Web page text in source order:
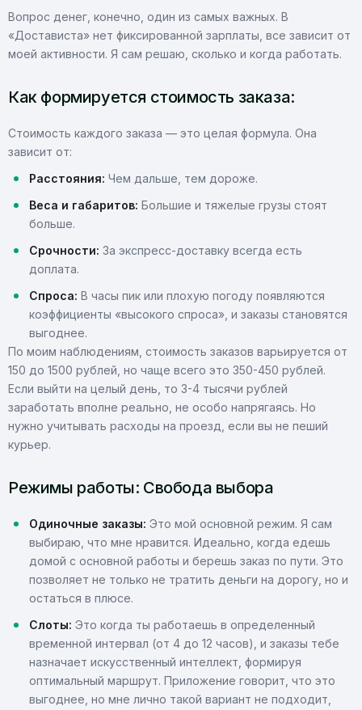
Вопрос денег, конечно, один из самых важных. В
«Достависта» нет фиксированной зарплаты, все зависит от
моей активности. Я сам решаю, сколько и когда работать.
Как формируется стоимость заказа:
Стоимость каждого заказа — это целая формула. Она
зависит от:
Расстояния: Чем дальше, тем дороже.
Веса и габаритов: Большие и тяжелые грузы стоят
больше.
Срочности: За экспресс-доставку всегда есть
доплата.
Спроса: В часы пик или плохую погоду появляются
коэффициенты «высокого спроса», и заказы становятся
выгоднее.
По моим наблюдениям, стоимость заказов варьируется от
150 до 1500 рублей, но чаще всего это 350-450 рублей.
Если выйти на целый день, то 3-4 тысячи рублей
заработать вполне реально, не особо напрягаясь. Но
нужно учитывать расходы на проезд, если вы не пеший
курьер.
Режимы работы: Свобода выбора
Одиночные заказы: Это мой основной режим. Я сам
выбираю, что мне нравится. Идеально, когда едешь
домой с основной работы и берешь заказ по пути. Это
позволяет не только не тратить деньги на дорогу, но и
остаться в плюсе.
Слоты: Это когда ты работаешь в определенный
временной интервал (от 4 до 12 часов), и заказы тебе
назначает искусственный интеллект, формируя
оптимальный маршрут. Приложение говорит, что это
выгоднее, но мне лично такой вариант не подходит,